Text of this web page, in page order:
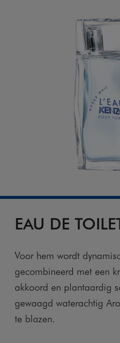
EAU DE
Voor hem wordt
gecombineerd met een
akkoord en plantaardig
gewaagd waterachtig
te blazen.